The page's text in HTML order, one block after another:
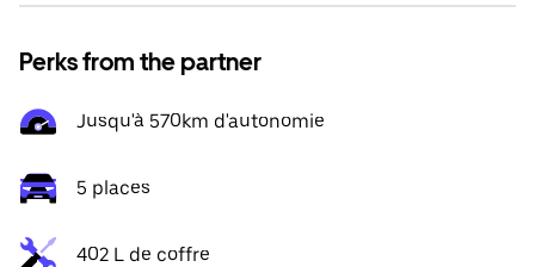
Perks from the partner
Jusqu'à 570km d'autonomie
5 places
402 L de coffre